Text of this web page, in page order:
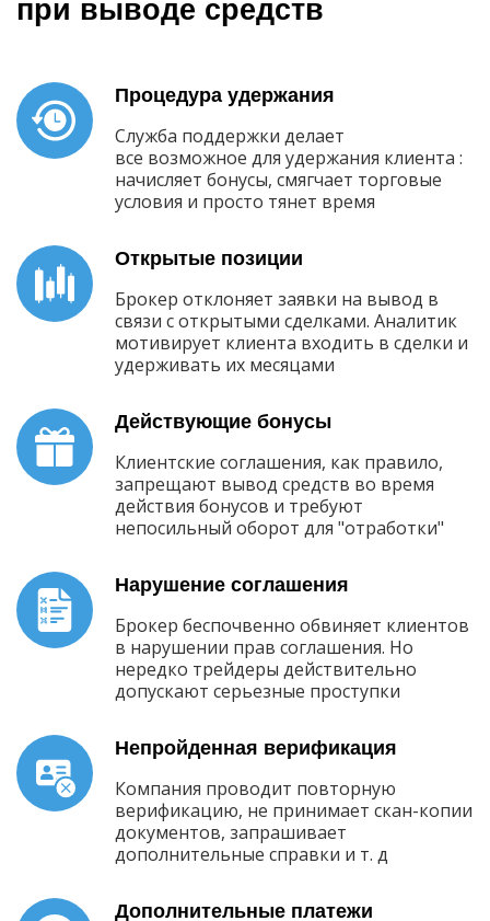
при выводе средств
Процедура удержания
Служба поддержки делает
все возможное для удержания клиента :
начисляет бонусы, смягчает торговые
условия и просто тянет время
Открытые позиции
Брокер отклоняет заявки на вывод в
связи с открытыми сделками. Аналитик
мотивирует клиента входить в сделки и
удерживать их месяцами
Действующие бонусы
Клиентские соглашения, как правило,
запрещают вывод средств во время
действия бонусов и требуют
непосильный оборот для "отработки"
Нарушение соглашения
Брокер беспочвенно обвиняет клиентов
в нарушении прав соглашения. Но
нередко трейдеры действительно
допускают серьезные проступки
Непройденная верификация
Компания проводит повторную
верификацию, не принимает скан-копии
документов, запрашивает
дополнительные справки и т. д
Дополнительные платежи